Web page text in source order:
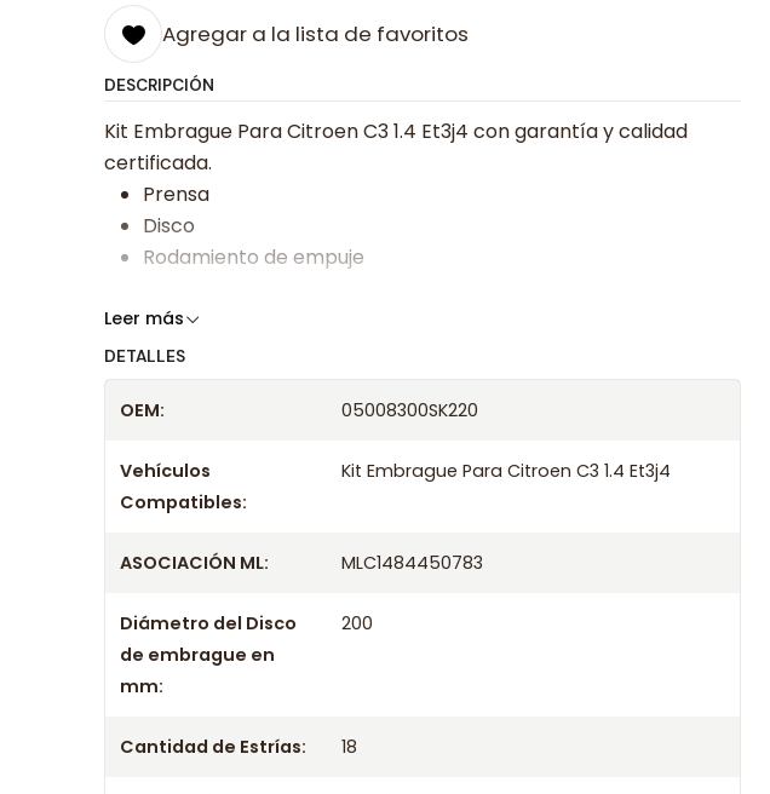
Agregar a la lista de favoritos
DESCRIPCIÓN
Kit Embrague Para Citroen C3 1.4 Et3j4 con garantía y calidad
certificada.
Prensa
Disco
Rodamiento de empuje
Somos especialistas en embragues desde 2019, ofreciendo precios
confirmación.
Leer más
DETALLES
OEM: 05008300SK220
Vehículos
Compatibles:
Kit Embrague Para Citroen C3 1.4 Et3j4
ASOCIACIÓN ML: MLC1484450783
Diámetro del Disco
de embrague en
mm:
200
Cantidad de Estrías: 18